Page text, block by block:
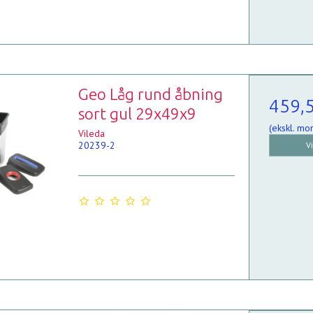
Geo Låg rund åbning
sort gul 29x49x9
Vileda
20239-2
(ekskl.